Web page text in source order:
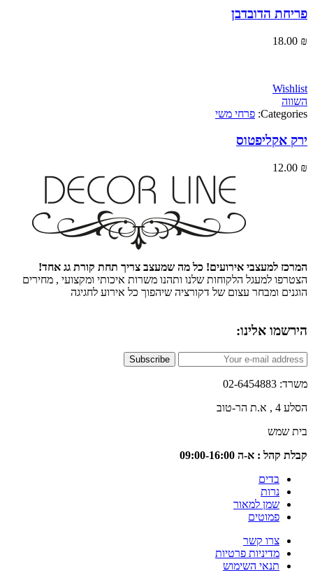
הדובדבן
פרחי משי
למעצבי אירועים! כל מה שמעצב צריך תחת קורת גג אחד!
למעגל הלקוחות שלנו ותהנו משרות איכותי ומקצועי , מחירים
ומבחר עצום של דקורציה שיהפוך כל אירוע לחגיגה
אלינו:
Subscribe
: א-ה 09:00-16:00
בדים
נרות
שמן למאור
פמוטים
צרו קשר
מדיניות פרטיות
תנאי השימוש